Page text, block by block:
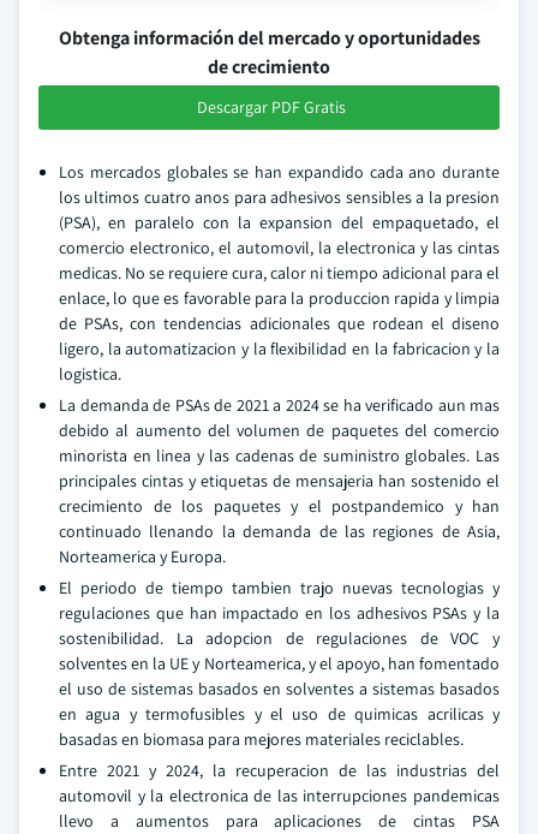
Obtenga información del mercado y oportunidades
de crecimiento
Descargar PDF Gratis
Los mercados globales se han expandido cada ano durante
los ultimos cuatro anos para adhesivos sensibles a la presion
(PSA), en paralelo con la expansion del empaquetado, el
comercio electronico, el automovil, la electronica y las cintas
medicas. No se requiere cura, calor ni tiempo adicional para el
enlace, lo que es favorable para la produccion rapida y limpia
de PSAs, con tendencias adicionales que rodean el diseno
ligero, la automatizacion y la flexibilidad en la fabricacion y la
logistica.
La demanda de PSAs de 2021 a 2024 se ha verificado aun mas
debido al aumento del volumen de paquetes del comercio
minorista en linea y las cadenas de suministro globales. Las
principales cintas y etiquetas de mensajeria han sostenido el
crecimiento de los paquetes y el postpandemico y han
continuado llenando la demanda de las regiones de Asia,
Norteamerica y Europa.
El periodo de tiempo tambien trajo nuevas tecnologias y
regulaciones que han impactado en los adhesivos PSAs y la
sostenibilidad. La adopcion de regulaciones de VOC y
solventes en la UE y Norteamerica, y el apoyo, han fomentado
el uso de sistemas basados en solventes a sistemas basados
en agua y termofusibles y el uso de quimicas acrilicas y
basadas en biomasa para mejores materiales reciclables.
Entre 2021 y 2024, la recuperacion de las industrias del
automovil y la electronica de las interrupciones pandemicas
llevo a aumentos para aplicaciones de cintas PSA